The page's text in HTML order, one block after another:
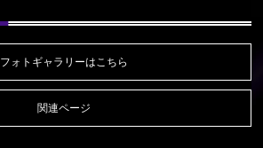
フォトギャラリーはこちら
関連ページ